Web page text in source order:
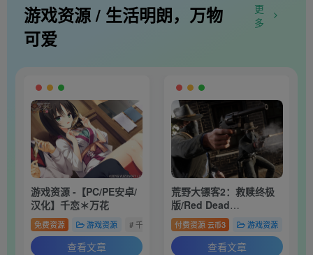
游戏资源 / 生活明朗，万物
可爱
更
多
游戏资源 -【PC/PE安卓/
汉化】千恋＊万花
免费资源 游戏资源 # 千恋万花
查看文章
荒野大镖客2：救赎终极
版/Red Dead
Redemption 2: Ultimate
Edition
付费资源 云币3 游戏资源
查看文章